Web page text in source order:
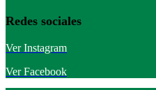
Redes sociales
Ver Instagram
Ver Facebook